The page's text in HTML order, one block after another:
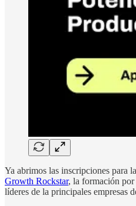
Ya abrimos las inscripciones para
Growth Rockstar, la formación por
líderes de la principales empresas